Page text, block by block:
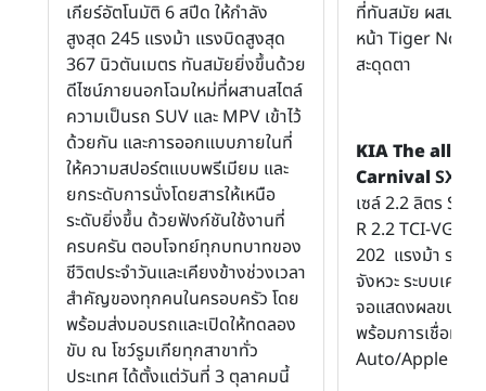
เกียร์อัตโนมัติ 6 สปีด ให้กำลัง
สูงสุด 245 แรงม้า แรงบิดสูงสุด
367 นิวตันเมตร ทันสมัยยิ่งขึ้นด้วย
ดีไซน์ภายนอกโฉมใหม่ที่ผสานสไตล์
ความเป็นรถ SUV และ MPV เข้าไว้
ด้วยกัน และการออกแบบภายในที่
ให้ความสปอร์ตแบบพรีเมียม และ
ยกระดับการนั่งโดยสารให้เหนือ
ระดับยิ่งขึ้น ด้วยฟังก์ชันใช้งานที่
ครบครัน ตอบโจทย์ทุกบทบาทของ
ชีวิตประจำวันและเคียงข้างช่วงเวลา
สำคัญของทุกคนในครอบครัว โดย
พร้อมส่งมอบรถและเปิดให้ทดลอง
ขับ ณ โชว์รูมเกียทุกสาขาทั่ว
ประเทศ ได้ตั้งแต่วันที่ 3 ตุลาคมนี้
ที่ทันสมัย ผสมผผ
หน้า Tiger Nose
สะดุดตา
KIA The all-
CarnivalSXL
เซล์ 2.2 ลิตร
R 2.2 TCI-VGT
202 แรงม้า ระบ
จังหวะ ระบบเครื่อ
จอแสดงผลขนาด
พร้อมการเชื่อมต่
Auto/Apple